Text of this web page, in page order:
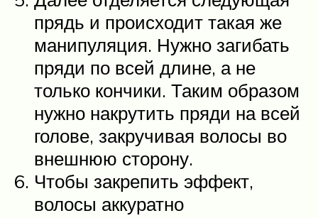
прядь и происходит такая же
манипуляция. Нужно загибать
пряди по всей длине, а не
только кончики. Таким образом
нужно накрутить пряди на всей
голове, закручивая волосы во
внешнюю сторону.
Чтобы закрепить эффект,
волосы аккуратно